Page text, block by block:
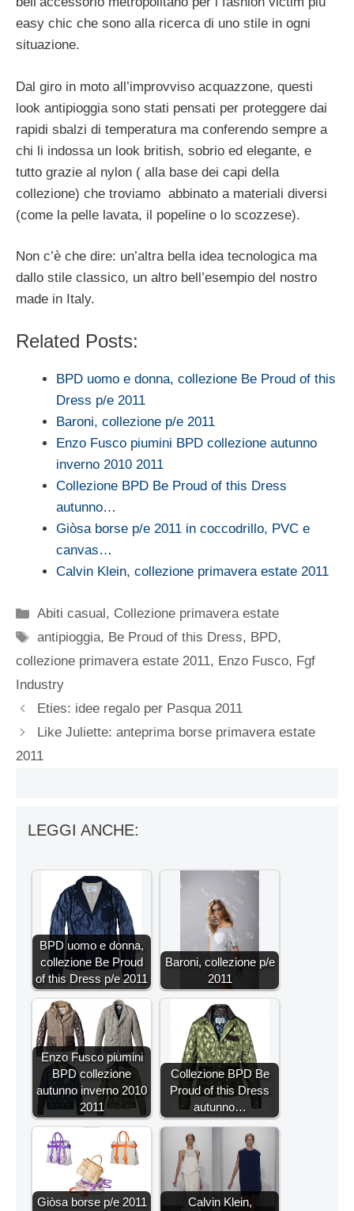
easy chic che sono alla ricerca di uno stile in ogni
situazione.
Dal giro in moto all’improvviso acquazzone, questi
look antipioggia sono stati pensati per proteggere dai
rapidi sbalzi di temperatura ma conferendo sempre a
chi li indossa un look british, sobrio ed elegante, e
tutto grazie al nylon ( alla base dei capi della
collezione) che troviamo abbinato a materiali diversi
(come la pelle lavata, il popeline o lo scozzese).
Non c’è che dire: un’altra bella idea tecnologica ma
dallo stile classico, un altro bell’esempio del nostro
made in Italy.
Related Posts:
BPD uomo e donna, collezione Be Proud of this
Dress p/e 2011
Baroni, collezione p/e 2011
Enzo Fusco piumini BPD collezione autunno
inverno 2010 2011
Collezione BPD Be Proud of this Dress
autunno…
Giòsa borse p/e 2011 in coccodrillo, PVC e
canvas…
Calvin Klein, collezione primavera estate 2011
Categorie
Abiti casual , Collezione primavera estate
Tag
antipioggia, Be Proud of this Dress, BPD,
collezione primavera estate 2011, Enzo Fusco, Fgf
Industry
Eties: idee regalo per Pasqua 2011
Like Juliette: anteprima borse primavera estate
2011
LEGGI ANCHE:
BPD uomo e donna,
collezione Be Proud
of this Dress p/e 2011
Baroni, collezione p/e
2011
Enzo Fusco piumini
BPD collezione
autunno inverno 2010
2011
Collezione BPD Be
Proud of this Dress
autunno…
Giòsa borse p/e 2011
Calvin Klein,